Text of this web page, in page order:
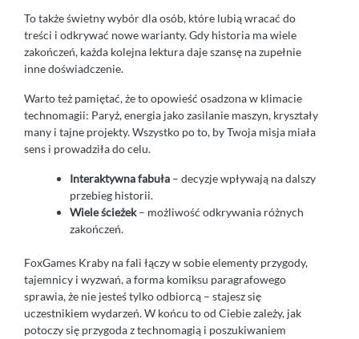
To także świetny wybór dla osób, które lubią wracać do
treści i odkrywać nowe warianty. Gdy historia ma wiele
zakończeń, każda kolejna lektura daje szansę na zupełnie
inne doświadczenie.
Warto też pamiętać, że to opowieść osadzona w klimacie
technomagii: Paryż, energia jako zasilanie maszyn, kryształy
many i tajne projekty. Wszystko po to, by Twoja misja miała
sens i prowadziła do celu.
Interaktywna fabuła – decyzje wpływają na dalszy
przebieg historii.
Wiele ścieżek– możliwość odkrywania różnych
zakończeń.
FoxGames Kraby na fali łączy w sobie elementy przygody,
tajemnicy i wyzwań, a forma komiksu paragrafowego
sprawia, że nie jesteś tylko odbiorcą – stajesz się
uczestnikiem wydarzeń. W końcu to od Ciebie zależy, jak
potoczy się przygoda z technomagią i poszukiwaniem